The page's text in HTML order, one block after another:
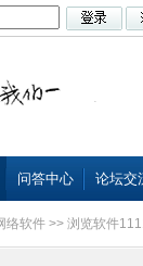
问答中心 论坛交
络软件>> 浏览软件